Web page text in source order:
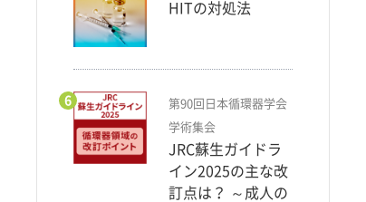
HITの対処法
6
第90回日本循環器学会
学術集会
JRC蘇生ガイドラ
イン2025の主な改
訂点は？ ～成人の